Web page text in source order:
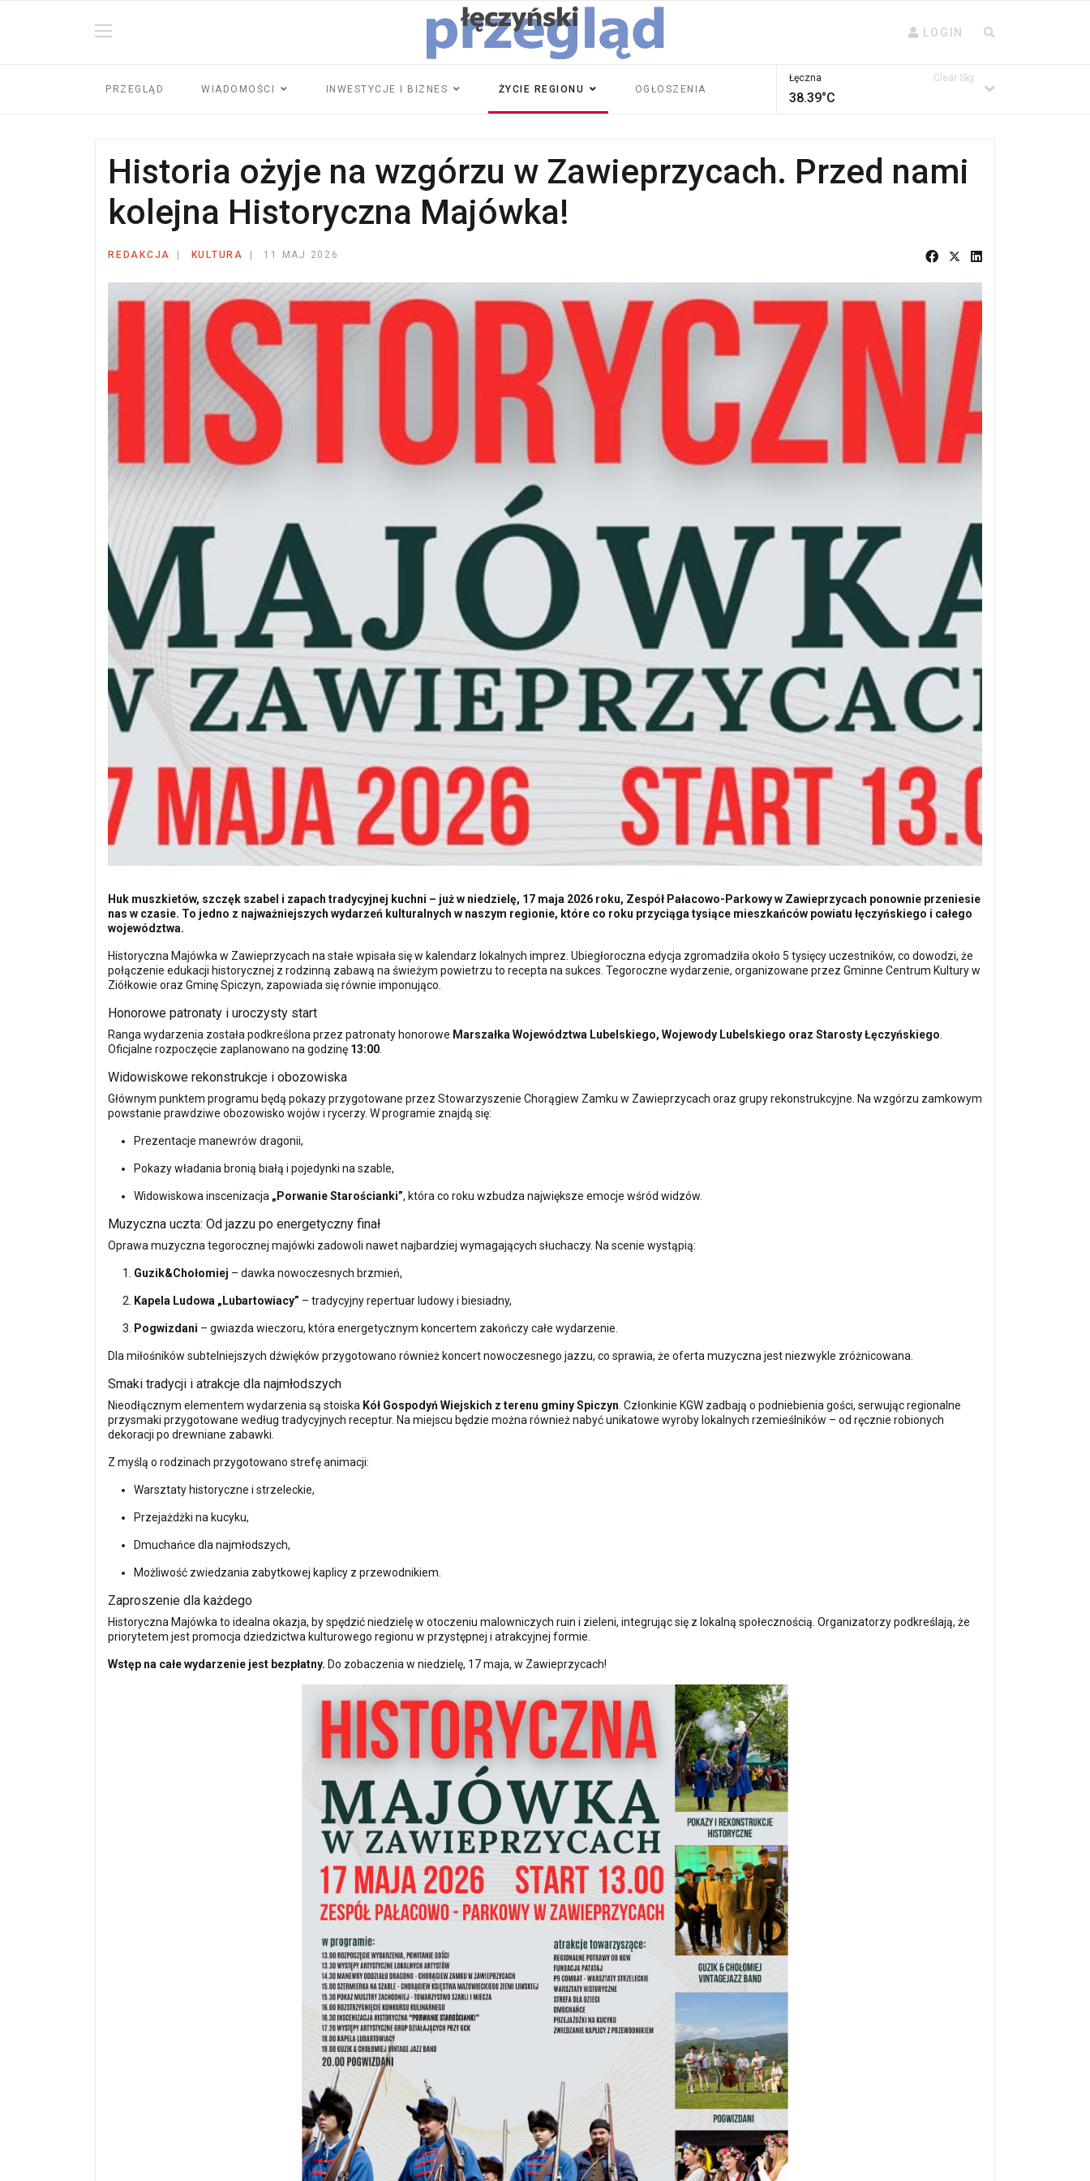
LOGIN
PRZEGLĄD WIADOMOŚCI INWESTYCJE I BIZNES ŻYCIE REGIONU OGŁOSZENIA
Łęczna
38.39°C
Clear Sky
Historia ożyje na wzgórzu w Zawieprzycach. Przed nami
kolejna Historyczna Majówka!
REDAKCJA KULTURA 11 MAJ 2026
Huk muszkietów, szczęk szabel i zapach tradycyjnej kuchni – już w niedzielę, 17 maja 2026 roku, Zespół Pałacowo-Parkowy w Zawieprzycach ponownie przeniesie
nas w czasie. To jedno z najważniejszych wydarzeń kulturalnych w naszym regionie, które co roku przyciąga tysiące mieszkańców powiatu łęczyńskiego i całego
województwa.
Historyczna Majówka w Zawieprzycach na stałe wpisała się w kalendarz lokalnych imprez. Ubiegłoroczna edycja zgromadziła około 5 tysięcy uczestników, co dowodzi, że
połączenie edukacji historycznej z rodzinną zabawą na świeżym powietrzu to recepta na sukces. Tegoroczne wydarzenie, organizowane przez Gminne Centrum Kultury w
Ziółkowie oraz Gminę Spiczyn, zapowiada się równie imponująco.
Honorowe patronaty i uroczysty start
Ranga wydarzenia została podkreślona przez patronaty honorowe Marszałka Województwa Lubelskiego, Wojewody Lubelskiego oraz Starosty Łęczyńskiego
Oficjalne rozpoczęcie zaplanowano na godzinę 13:00
Widowiskowe rekonstrukcje i obozowiska
Głównym punktem programu będą pokazy przygotowane przez Stowarzyszenie Chorągiew Zamku w Zawieprzycach oraz grupy rekonstrukcyjne. Na wzgórzu zamkowym
powstanie prawdziwe obozowisko wojów i rycerzy. W programie znajdą się:
Prezentacje manewrów dragonii,
Pokazy władania bronią białą i pojedynki na szable,
Widowiskowa inscenizacja „Porwanie Starościanki”, która co roku wzbudza największe emocje wśród widzów.
Muzyczna uczta: Od jazzu po energetyczny finał
Oprawa muzyczna tegorocznej majówki zadowoli nawet najbardziej wymagających słuchaczy. Na scenie wystąpią:
Guzik&Chołomiej – dawka nowoczesnych brzmień,
Kapela Ludowa „Lubartowiacy” – tradycyjny repertuar ludowy i biesiadny,
Pogwizdani – gwiazda wieczoru, która energetycznym koncertem zakończy całe wydarzenie.
Dla miłośników subtelniejszych dźwięków przygotowano również koncert nowoczesnego jazzu, co sprawia, że oferta muzyczna jest niezwykle zróżnicowana.
Smaki tradycji i atrakcje dla najmłodszych
Nieodłącznym elementem wydarzenia są stoiska Kół Gospodyń Wiejskich z terenu gminy Spiczyn . Członkinie KGW zadbają o podniebienia gości, serwując regionalne
przysmaki przygotowane według tradycyjnych receptur. Na miejscu będzie można również nabyć unikatowe wyroby lokalnych rzemieślników – od ręcznie robionych
dekoracji po drewniane zabawki.
Z myślą o rodzinach przygotowano strefę animacji:
Warsztaty historyczne i strzeleckie,
Przejażdżki na kucyku,
Dmuchańce dla najmłodszych,
Możliwość zwiedzania zabytkowej kaplicy z przewodnikiem.
Zaproszenie dla każdego
Historyczna Majówka to idealna okazja, by spędzić niedzielę w otoczeniu malowniczych ruin i zieleni, integrując się z lokalną społecznością. Organizatorzy podkreślają, że
priorytetem jest promocja dziedzictwa kulturowego regionu w przystępnej i atrakcyjnej formie.
Wstęp na całe wydarzenie jest bezpłatny. Do zobaczenia w niedzielę, 17 maja, w Zawieprzycach!